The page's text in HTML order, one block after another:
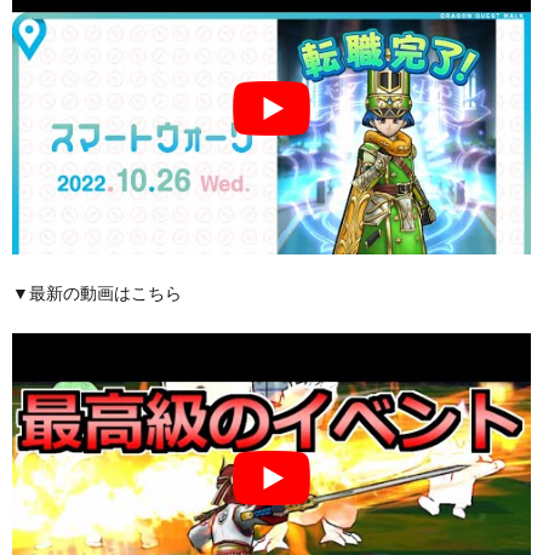
▼最新の動画はこちら